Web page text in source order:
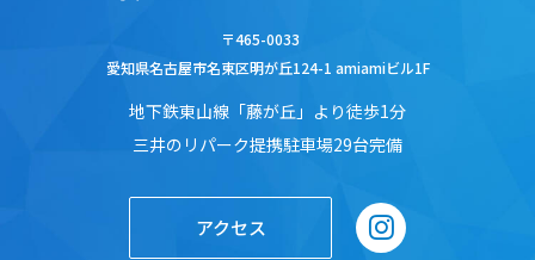
〒465-0033
愛知県名古屋市名東区明が丘124-1 amiamiビル1F
地下鉄東山線「藤が丘」より徒歩1分
三井のリパーク提携駐車場29台完備
アクセス